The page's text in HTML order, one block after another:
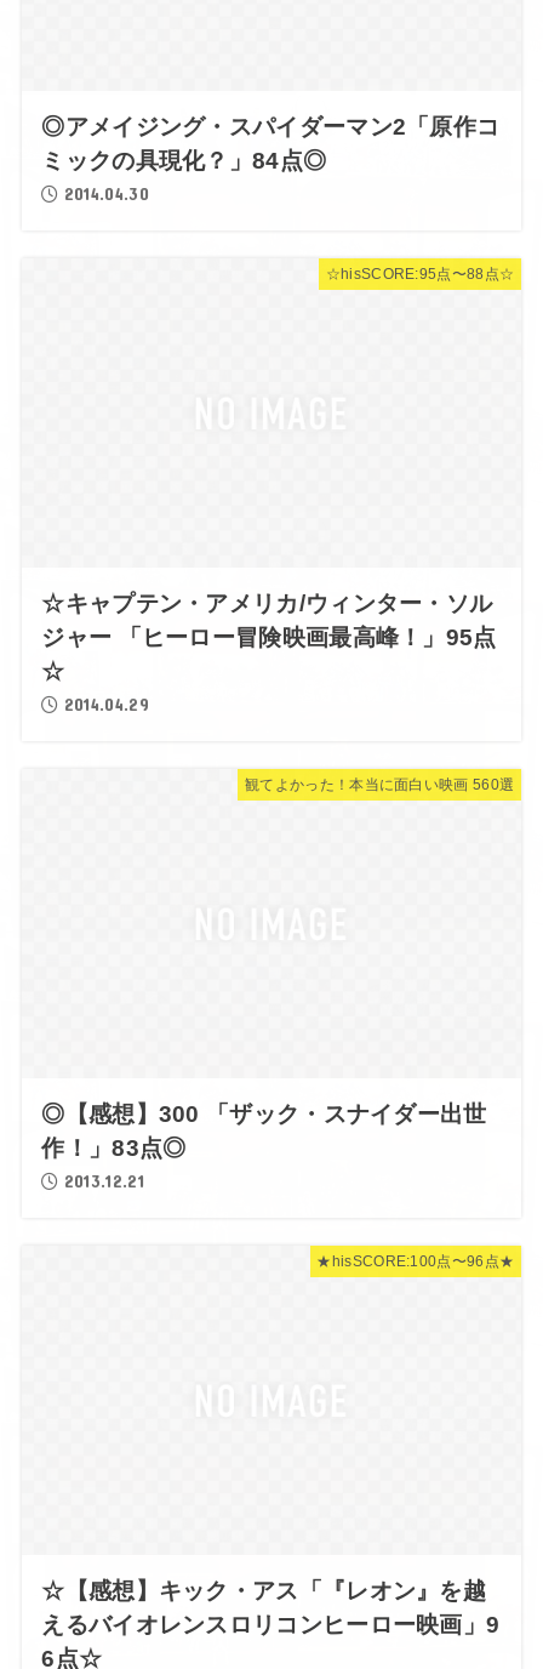
◎アメイジング・スパイダーマン2「原作コ
ミックの具現化？」84点◎
2014.04.30
☆hisSCORE:95点〜88点☆
☆キャプテン・アメリカ/ウィンター・ソル
ジャー 「ヒーロー冒険映画最高峰！」95点
☆
2014.04.29
観てよかった！本当に面白い映画 560選
◎【感想】300 「ザック・スナイダー出世
作！」83点◎
2013.12.21
★hisSCORE:100点〜96点★
☆【感想】キック・アス「『レオン』を越
えるバイオレンスロリコンヒーロー映画」9
6点☆